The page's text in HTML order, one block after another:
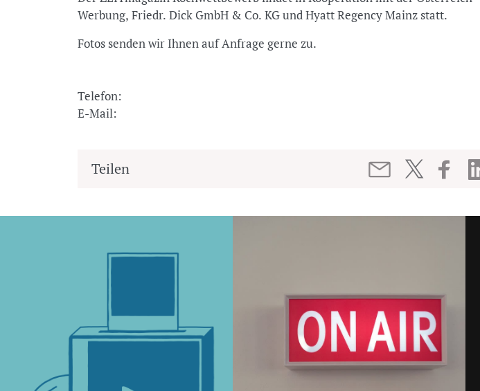
Werbung, Friedr. Dick GmbH & Co. KG und Hyatt Regency Mainz statt.
Fotos senden wir Ihnen auf Anfrage gerne zu.
Telefon:
E-Mail:
Teilen